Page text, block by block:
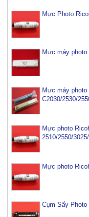
Mực Photo
Mực máy photo
Mực máy photo
C2030/2530/
Mực photo
2510/2550/
Mực photo
Cụm Sấy Photo